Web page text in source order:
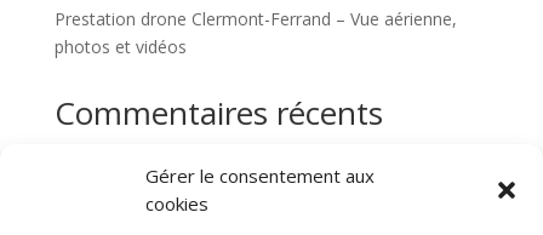
Gérer le consentement aux
cookies
Prestation drone Clermont-Ferrand – Vue aérienne,
photos et vidéos
Commentaires récents